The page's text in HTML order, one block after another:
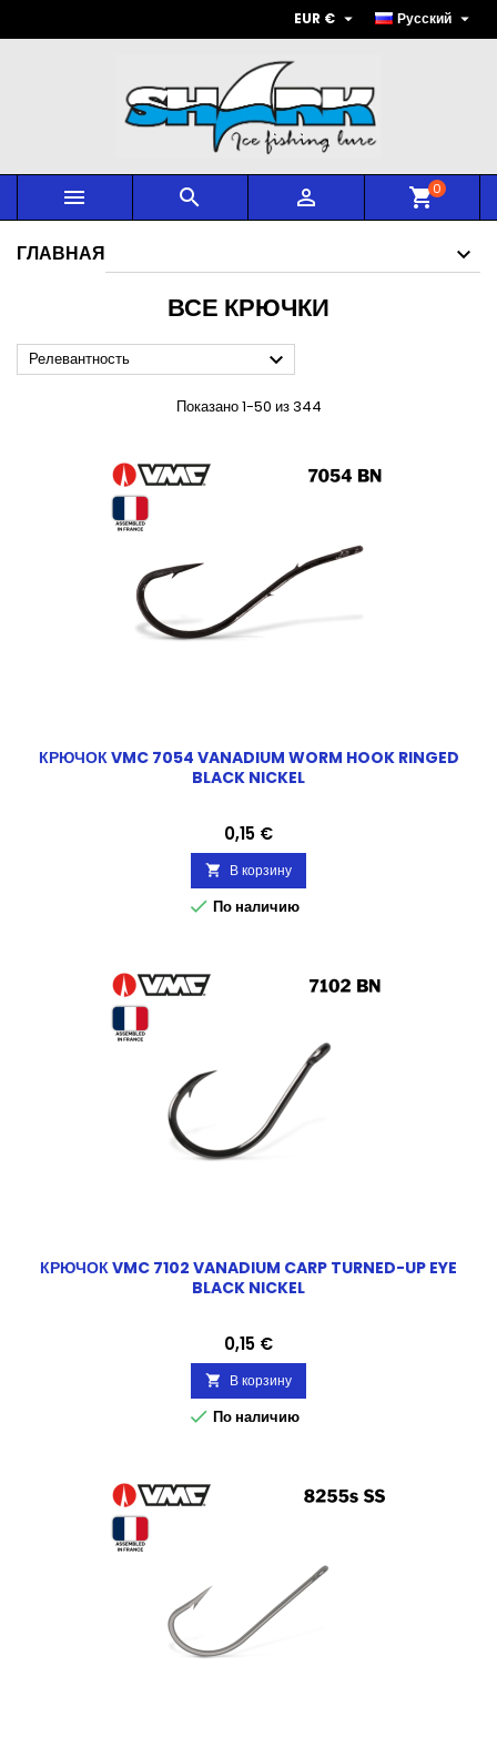
Русский 
EUR € 
   shopping_cart0
ГЛАВНАЯ
ВСЕ КРЮЧКИ
Релевантность 
Показано 1-50 из 344
КРЮЧОК VMC 7054 VANADIUM WORM HOOK RINGED
BLACK NICKEL
Цена
0,15 €
 В корзину
 По наличию
КРЮЧОК VMC 7102 VANADIUM CARP TURNED-UP EYE
BLACK NICKEL
Цена
0,15 €
 В корзину
 По наличию